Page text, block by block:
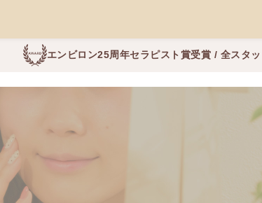
エンビロン25周年セラピスト賞受賞 / 全スタ